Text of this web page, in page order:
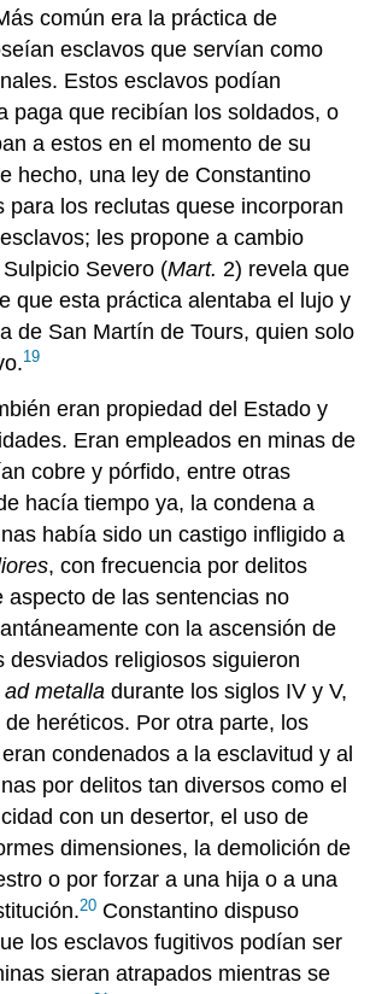
común era la práctica de
esclavos que servían como
Estos esclavos podían
paga que recibían los soldados, o
a estos en el momento de su
hecho, una ley de Constantino
para los reclutas quese incorporan
les propone a cambio
Severo (Mart. 2) revela que
que esta práctica alentaba el lujo y
de San Martín de Tours, quien solo
19
eran propiedad del Estado y
Eran empleados en minas de
cobre y pórfido, entre otras
hacía tiempo ya, la condena a
había sido un castigo infligido a
, con frecuencia por delitos
aspecto de las sentencias no
con la ascensión de
desviados religiosos siguieron
ad metalladurante los siglos IV y V,
heréticos. Por otra parte, los
condenados a la esclavitud y al
por delitos tan diversos como el
con un desertor, el uso de
dimensiones, la demolición de
o por forzar a una hija o a una
20 Constantino dispuso
los esclavos fugitivos podían ser
sieran atrapados mientras se